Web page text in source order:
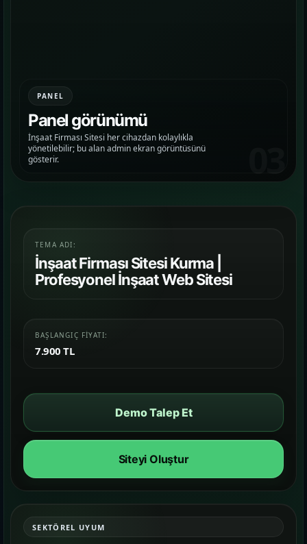
sahnelerini karşılaştırın.
Kurulum, içerik ve teslim kapsamını daha net
Farklı iş kollarında nasıl bir vitrin
kurulduğunu inceleyin.
PANEL
Panel görünümü
İnşaat Firması Sitesi her cihazdan kolaylıkla
yönetilebilir; bu alan admin ekran görüntüsünü
gösterir.
03
TEMA ADI:
İnşaat Firması Sitesi Kurma |
Profesyonel İnşaat Web Sitesi
BAŞLANGIÇ FIYATI:
7.900 TL
Demo Talep Et
Siteyi Oluştur
SEKTÖREL UYUM